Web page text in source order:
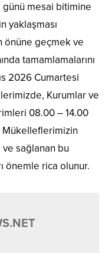
günü mesai bitimine
yaklaşması
önüne geçmek ve
tamamlamalarını
2026 Cumartesi
Kurumlar ve
08.00 – 14.00
Mükelleflerimizin
ve sağlanan bu
önemle rica olunur.